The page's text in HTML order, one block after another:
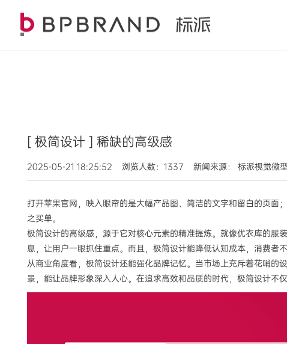
[ 极简设计 ] 稀缺的高级感
2025-05-21 18:25:52 浏览人数：1337 新闻来源： 标派视觉微
打开苹果官网，映入眼帘的是大幅产品图、简洁的文字和留白的页面
之买单。
极简设计的高级感，源于它对核心元素的精准提炼。就像优衣库的服
息，让用户一眼抓住重点。而且，极简设计能降低认知成本，消费者
从商业角度看，极简设计还能强化品牌记忆。当市场上充斥着花哨
景，能让品牌形象深入人心。在追求高效和品质的时代，极简设计不